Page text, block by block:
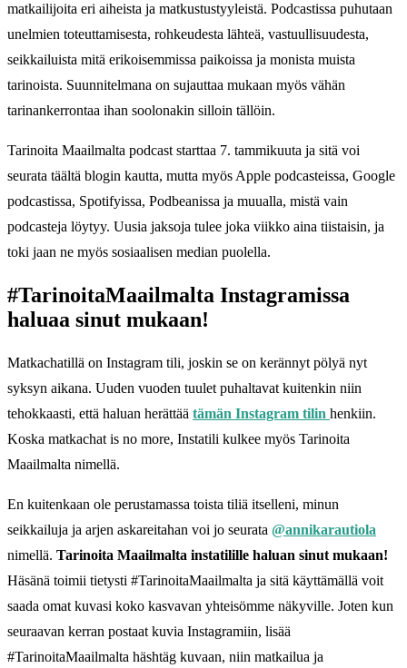
matkailijoita eri aiheista ja matkustustyyleistä. Podcastissa puhutaan
unelmien toteuttamisesta, rohkeudesta lähteä, vastuullisuudesta,
seikkailuista mitä erikoisemmissa paikoissa ja monista muista
tarinoista. Suunnitelmana on sujauttaa mukaan myös vähän
tarinankerrontaa ihan soolonakin silloin tällöin.
Tarinoita Maailmalta podcast starttaa 7. tammikuuta ja sitä voi
seurata täältä blogin kautta, mutta myös Apple podcasteissa, Google
podcastissa, Spotifyissa, Podbeanissa ja muualla, mistä vain
podcasteja löytyy. Uusia jaksoja tulee joka viikko aina tiistaisin, ja
toki jaan ne myös sosiaalisen median puolella.
#TarinoitaMaailmalta Instagramissa
haluaa sinut mukaan!
Matkachatillä on Instagram tili, joskin se on kerännyt pölyä nyt
syksyn aikana. Uuden vuoden tuulet puhaltavat kuitenkin niin
tehokkaasti, että haluan herättää tämän Instagram tilin henkiin.
Koska matkachat is no more, Instatili kulkee myös Tarinoita
Maailmalta nimellä.
En kuitenkaan ole perustamassa toista tiliä itselleni, minun
seikkailuja ja arjen askareitahan voi jo seurata @annikarautiola
nimellä. Tarinoita Maailmalta instatilille haluan sinut mukaan!
Häsänä toimii tietysti #TarinoitaMaailmalta ja sitä käyttämällä voit
saada omat kuvasi koko kasvavan yhteisömme näkyville. Joten kun
seuraavan kerran postaat kuvia Instagramiin, lisää
#TarinoitaMaailmalta häshtäg kuvaan, niin matkailua ja